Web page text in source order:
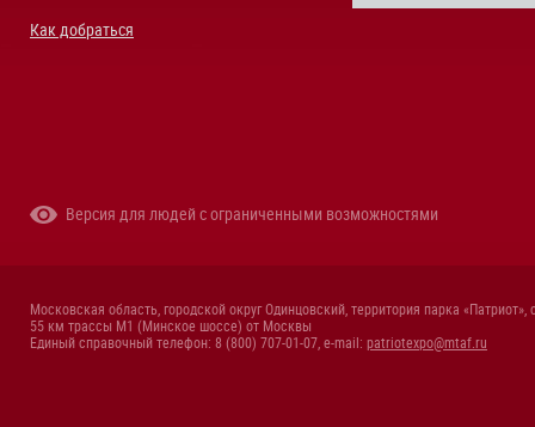
Как добраться
Версия для людей с ограниченными возможностями
Московская область, городской округ Одинцовский, территория парка «Патриот»,
55 км трассы М1 (Минское шоссе) от Москвы
Единый справочный телефон: 8 (800) 707-01-07, e-mail: patriotexpo@mtaf.ru